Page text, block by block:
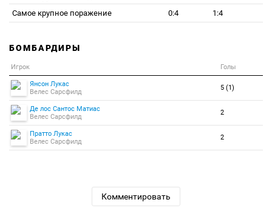
Самое крупное поражение
0:4 1:4
БОМБАРДИРЫ
Игрок Голы
Янсон Лукас
Велес Сарсфилд
5 (1)
Де лос Сантос Матиас
Велес Сарсфилд
2
Пратто Лукас
Велес Сарсфилд
2
Комментировать